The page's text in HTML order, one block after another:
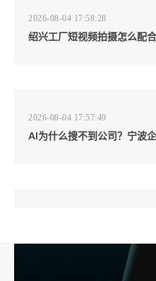
2026-08-04 17:58:28
绍兴工厂短视频拍摄怎么配
2026-08-04 17:57:49
AI为什么搜不到公司？宁波